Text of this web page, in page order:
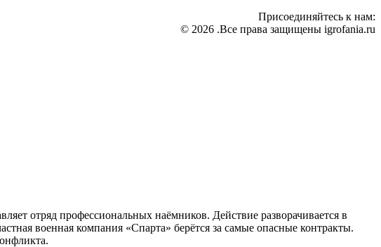
Присоединяйтесь к нам:
© 2026 .Все права защищены igrofania.ru
отряд профессиональных наёмников. Действие разворачивается в
военная компания «Спарта» берётся за самые опасные контракты.